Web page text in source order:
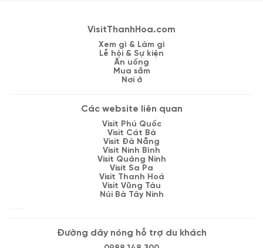
VisitThanhHoa.com
Xem gì & Làm gì
Lễ hội & Sự kiện
Ăn uống
Mua sắm
Nơi ở
Các website liên quan
Visit Phú Quốc
Visit Cát Bà
Visit Đà Nẵng
Visit Ninh Bình
Visit Quảng Ninh
Visit Sa Pa
Visit Thanh Hoá
Visit Vũng Tàu
Núi Bà Tây Ninh
Đường dây nóng hỗ trợ du khách